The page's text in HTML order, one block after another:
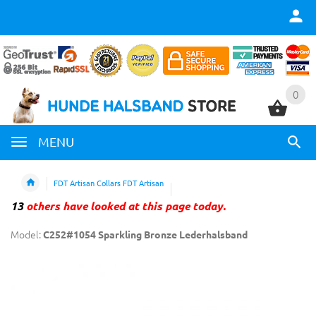
0
MENU
0
FDT Artisan Collars FDT Artisan
13others have looked at this page today.
Model:C252#1054 Sparkling Bronze Lederhalsband